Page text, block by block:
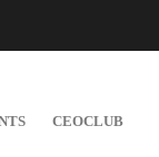
CEOCLUB